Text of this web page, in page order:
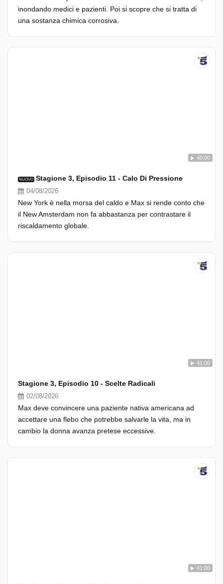
inondando medici e pazienti. Poi si scopre che si tratta di
una sostanza chimica corrosiva.
40:00
NUOVO Stagione 3, Episodio 11 - Calo Di Pressione
04/08/2026
New York è nella morsa del caldo e Max si rende conto che
il New Amsterdam non fa abbastanza per contrastare il
riscaldamento globale.
41:00
Stagione 3, Episodio 10 - Scelte Radicali
02/08/2026
Max deve convincere una paziente nativa americana ad
accettare una flebo che potrebbe salvarle la vita, ma in
cambio la donna avanza pretese eccessive.
41:00